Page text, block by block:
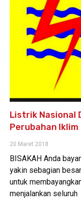
Listrik Nasional
Perubahan Iklim
20 Maret 2018
BISAKAH Anda
yakin sebagian
untuk
menjalankan seluruh